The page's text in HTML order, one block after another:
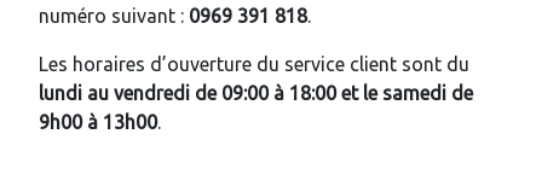
numéro suivant : 0969 391 818.
Les horaires d’ouverture du service client sont du
lundi au vendredi de 09:00 à 18:00 et le samedi de
9h00 à 13h00.